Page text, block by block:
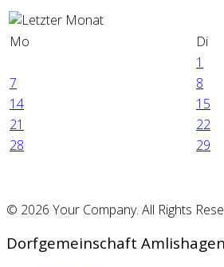
Mo
Di
1
7
8
14
15
21
22
28
29
© 2026 Your Company. All Rights
Dorfgemeinschaft Amlishagen